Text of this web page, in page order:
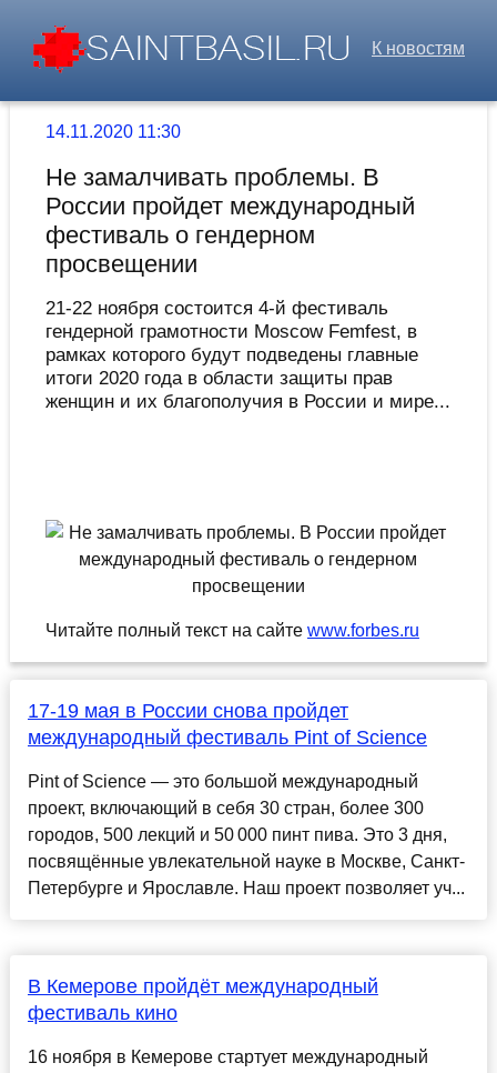
К новостям
14.11.2020 11:30
Не замалчивать проблемы. В
России пройдет международный
фестиваль о гендерном
просвещении
21-22 ноября состоится 4-й фестиваль
гендерной грамотности Moscow Femfest, в
рамках которого будут подведены главные
итоги 2020 года в области защиты прав
женщин и их благополучия в России и мире...
Читайте полный текст на сайте www.forbes.ru
17-19 мая в России снова пройдет
международный фестиваль Pint of Science
Pint of Science — это большой международный
проект, включающий в себя 30 стран, более 300
городов, 500 лекций и 50 000 пинт пива. Это 3 дня,
посвящённые увлекательной науке в Москве, Санкт-
Петербурге и Ярославле. Наш проект позволяет уч...
В Кемерове пройдёт международный
фестиваль кино
16 ноября в Кемерове стартует международный